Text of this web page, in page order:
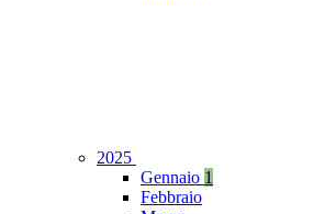
2025
Gennaio 1
Febbraio